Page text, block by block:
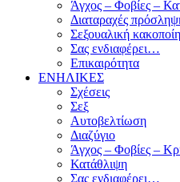
Άγχος – Φοβίες –
Διαταραχές
Σεξουαλική
Σας ενδιαφέρει…
Επικαιρότητα
ΕΝΗΛΙΚΕΣ
Σχέσεις
Σεξ
Αυτοβελτίωση
Διαζύγιο
Άγχος – Φοβίες –
Κατάθλιψη
Σας ενδιαφέρει…